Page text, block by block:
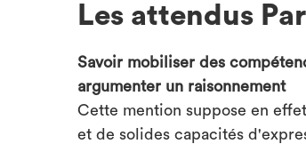
Les attendus
Savoir mobiliser des
argumenter un raisonnement
Cette mention suppose en
et de solides capacités